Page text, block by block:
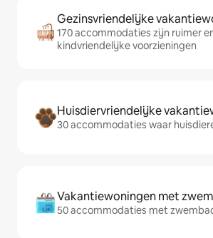
Gezinsvriendelijke
170 accommodaties zijn ruimer
kindvriendelijke voorzieningen
Huisdiervriendelijke
30 accommodaties waar
Vakantiewoningen met
50 accommodaties met